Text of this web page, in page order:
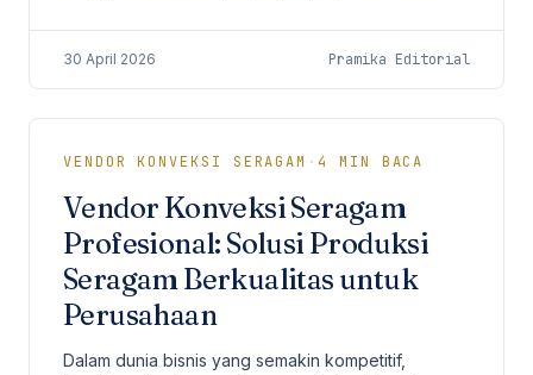
perusahaan adalah...
30 April 2026 Pramika Editorial
VENDOR KONVEKSI SERAGAM ·4 MIN BACA
Vendor Konveksi Seragam
Profesional: Solusi Produksi
Seragam Berkualitas untuk
Perusahaan
Dalam dunia bisnis yang semakin kompetitif,